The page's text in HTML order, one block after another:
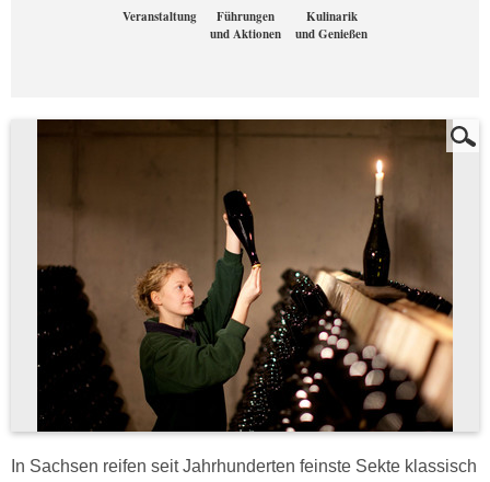
Veranstaltung
Führungen
und Aktionen
Kulinarik
und Genießen
In Sachsen reifen seit Jahrhunderten feinste Sekte klassisch